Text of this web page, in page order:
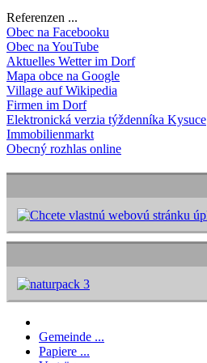
Referenzen ...
Obec na Facebooku
Obec na YouTube
Aktuelles Wetter im Dorf
Mapa obce na Google
Village auf Wikipedia
Firmen im Dorf
Elektronická verzia týždenníka Kysuce
Immobilienmarkt
Obecný rozhlas online
Gemeinde ...
Papiere ...